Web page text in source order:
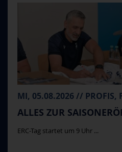
MI, 05.08.2026 // PROFIS,
ALLES ZUR
ERC-Tag startet um 9 Uhr ...